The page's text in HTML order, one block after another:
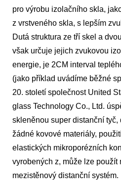
pro výrobu izolačního skla,
z vrstveného skla, s lepším
Dutá struktura ze tří skel a
však určuje jejich zvukovou
energie, je 2CM interval
(jako příklad uvádíme běžné
20. století společnost United
glass Technology Co., Ltd.
skleněnou super distanční
žádné kovové materiály,
elastických mikroporézních
vyrobených z, může lze
mezistěnový distanční systém.